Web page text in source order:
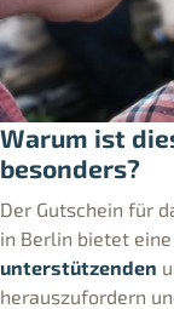
Warum ist
besonders?
Der Gutschein für
in Berlin bietet
unterstützenden
herauszufordern